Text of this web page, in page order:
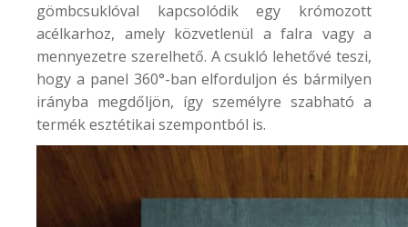
gömbcsuklóval kapcsolódik egy krómozott
acélkarhoz, amely közvetlenül a falra vagy a
mennyezetre szerelhető. A csukló lehetővé teszi,
hogy a panel 360°-ban elforduljon és bármilyen
irányba megdőljön, így személyre szabható a
termék esztétikai szempontból is.